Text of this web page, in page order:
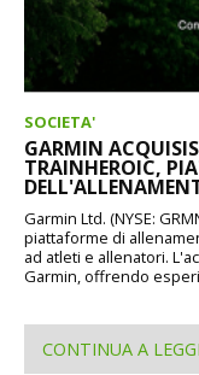
SOCIETA'
GARMIN
TRAINHEROIC,
Garmin Ltd. (NYSE:
piattaforme di
ad atleti e allenatori.
Garmin, offrendo
CONTINUA A